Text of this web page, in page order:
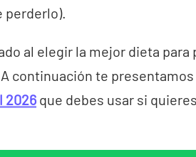
perderlo).
al elegir la mejor dieta para
continuación te
2026 que debes usar si